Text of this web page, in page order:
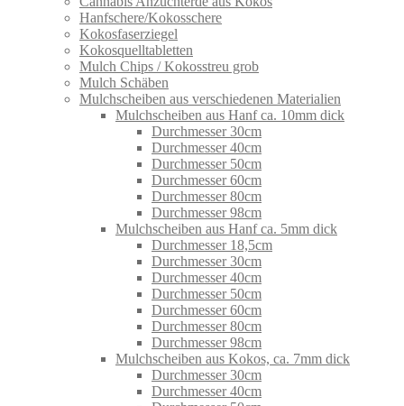
Hanfschere/Kokosschere
Kokosfaserziegel
Kokosquelltabletten
Mulch Chips / Kokosstreu grob
Mulch Schäben
Mulchscheiben aus verschiedenen Materialien
Mulchscheiben aus Hanf ca. 10mm dick
Durchmesser 30cm
Durchmesser 40cm
Durchmesser 50cm
Durchmesser 60cm
Durchmesser 80cm
Durchmesser 98cm
Mulchscheiben aus Hanf ca. 5mm dick
Durchmesser 18,5cm
Durchmesser 30cm
Durchmesser 40cm
Durchmesser 50cm
Durchmesser 60cm
Durchmesser 80cm
Durchmesser 98cm
Mulchscheiben aus Kokos, ca. 7mm dick
Durchmesser 30cm
Durchmesser 40cm